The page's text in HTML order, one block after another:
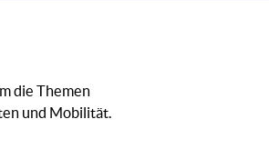
die Themen
und Mobilität.